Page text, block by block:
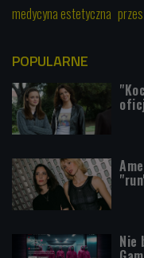
medycyna estetyczna
POPULARNE
Nie